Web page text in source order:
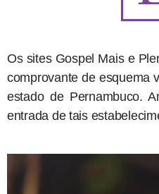
Os sites Gospel Mais e
comprovante de esquema
estado de Pernambuco.
entrada de tais